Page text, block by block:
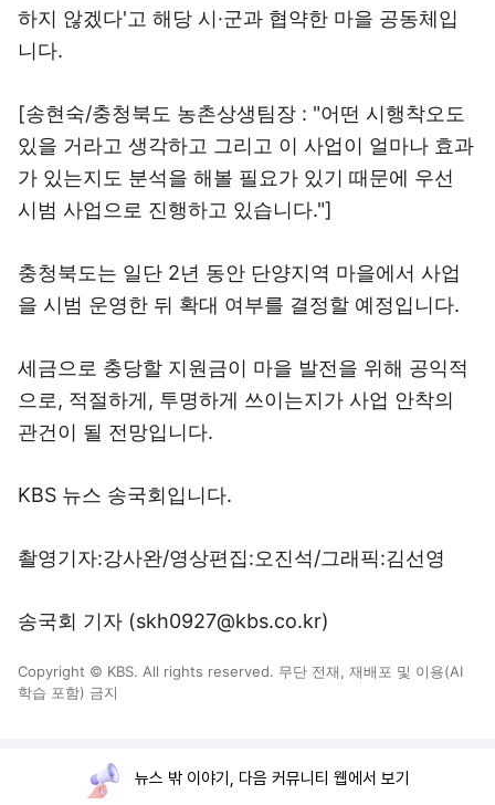
하지 않겠다'고 해당 시·군과 협약한 마을 공동체입
니다.
[송현숙/충청북도 농촌상생팀장 : "어떤 시행착오도
있을 거라고 생각하고 그리고 이 사업이 얼마나 효과
가 있는지도 분석을 해볼 필요가 있기 때문에 우선
시범 사업으로 진행하고 있습니다."]
충청북도는 일단 2년 동안 단양지역 마을에서 사업
을 시범 운영한 뒤 확대 여부를 결정할 예정입니다.
세금으로 충당할 지원금이 마을 발전을 위해 공익적
으로, 적절하게, 투명하게 쓰이는지가 사업 안착의
관건이 될 전망입니다.
KBS 뉴스 송국회입니다.
촬영기자:강사완/영상편집:오진석/그래픽:김선영
송국회 기자 (skh0927@kbs.co.kr)
Copyright © KBS. All rights reserved. 무단 전재, 재배포 및 이용(AI
학습 포함) 금지
뉴스 밖 이야기, 다음 커뮤니티 웹에서 보기